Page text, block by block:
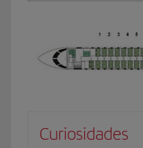
Curiosidades